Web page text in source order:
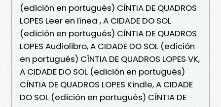
(edición en portugués) CÍNTIA DE QUADROS
LOPES Leer en línea , A CIDADE DO SOL
(edición en portugués) CÍNTIA DE QUADROS
LOPES Audiolibro, A CIDADE DO SOL (edición
en portugués) CÍNTIA DE QUADROS LOPES VK,
A CIDADE DO SOL (edición en portugués)
CÍNTIA DE QUADROS LOPES Kindle, A CIDADE
DO SOL (edición en portugués) CÍNTIA DE